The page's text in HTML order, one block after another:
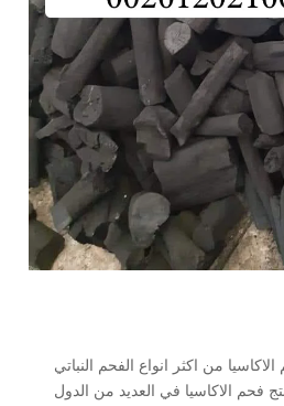
من اكثر انواع الفحم النباتي
فحم الاكاسيا في العديد من الدول